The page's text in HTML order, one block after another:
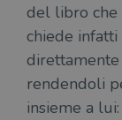
del libro che
chiede
rendendoli
insieme a